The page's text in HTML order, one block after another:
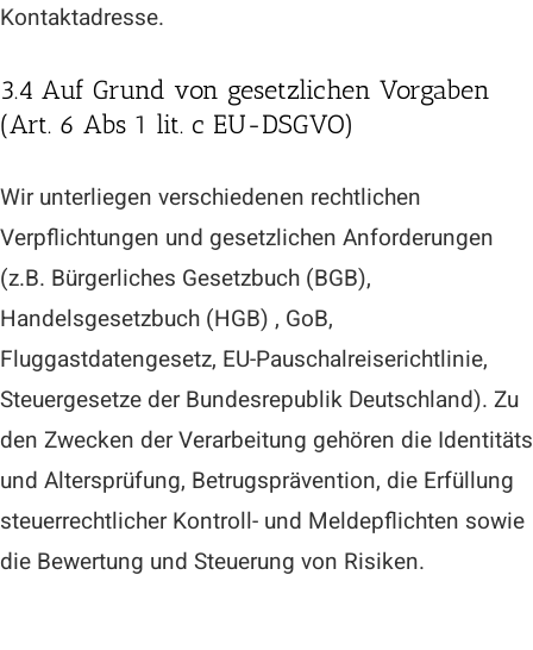
Kontaktadresse.
3.4 Auf Grund von gesetzlichen Vorgaben
(Art. 6 Abs 1 lit. c EU-DSGVO)
Wir unterliegen verschiedenen rechtlichen
Verpflichtungen und gesetzlichen Anforderungen
(z.B. Bürgerliches Gesetzbuch (BGB),
Handelsgesetzbuch (HGB) , GoB,
Fluggastdatengesetz, EU-Pauschalreiserichtlinie,
Steuergesetze der Bundesrepublik Deutschland). Zu
den Zwecken der Verarbeitung gehören die Identitäts
und Altersprüfung, Betrugsprävention, die Erfüllung
steuerrechtlicher Kontroll- und Meldepflichten sowie
die Bewertung und Steuerung von Risiken.